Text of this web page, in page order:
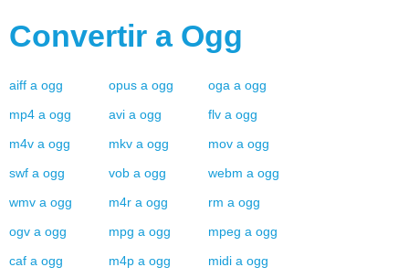
Convertir a Ogg
aiff a ogg opus a ogg oga a ogg
mp4 a ogg avi a ogg flv a ogg
m4v a ogg mkv a ogg mov a ogg
swf a ogg vob a ogg webm a ogg
wmv a ogg m4r a ogg rm a ogg
ogv a ogg mpg a ogg mpeg a ogg
caf a ogg m4p a ogg midi a ogg